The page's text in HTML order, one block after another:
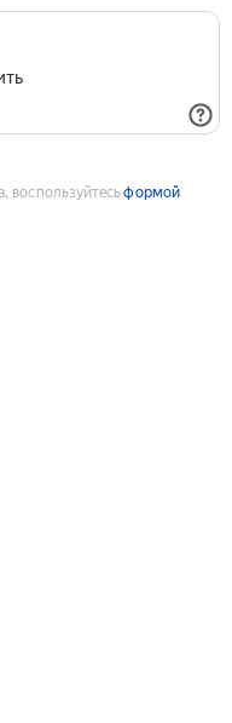
воспользуйтесьформой